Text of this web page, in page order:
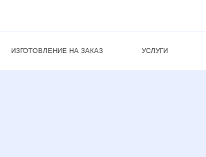
ИЗГОТОВЛЕНИЕ НА ЗАКАЗ УСЛУГИ